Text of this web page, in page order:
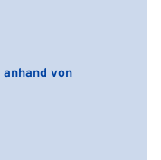
von